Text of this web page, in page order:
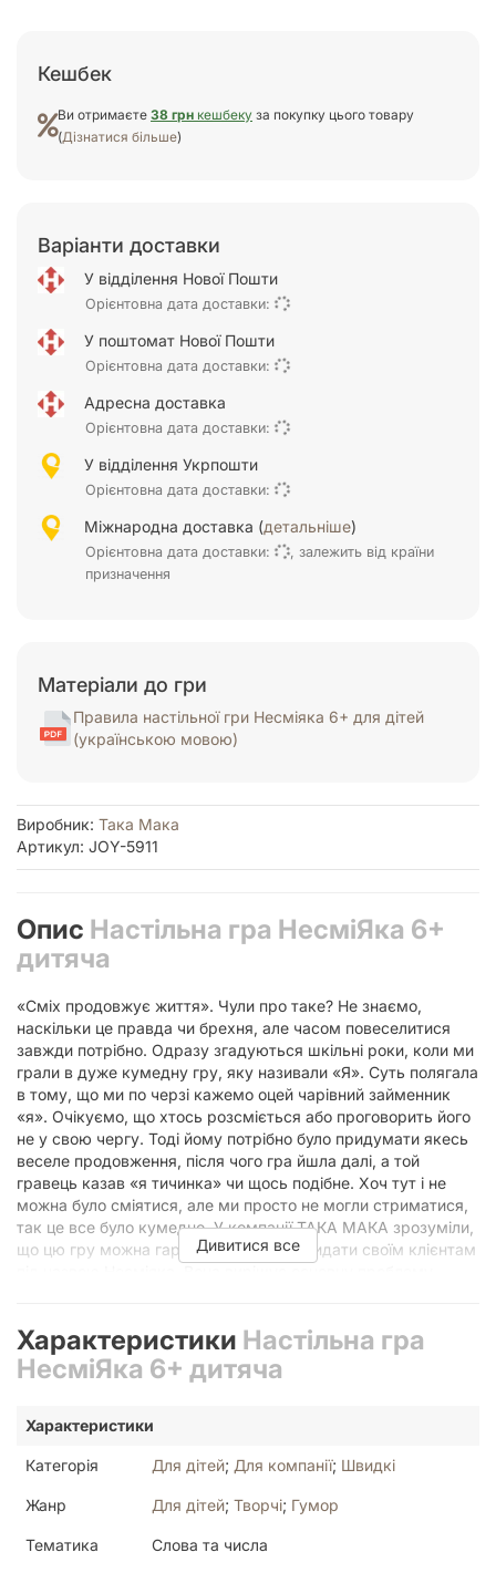
Кешбек
Ви отримаєте 38 грн кешбеку за покупку цього товару
(Дізнатися більше)
Варіанти доставки
У відділення Нової Пошти
Орієнтовна дата доставки:
У поштомат Нової Пошти
Орієнтовна дата доставки:
Адресна доставка
Орієнтовна дата доставки:
У відділення Укрпошти
Орієнтовна дата доставки:
Міжнародна доставка (детальніше)
Орієнтовна дата доставки:
, залежить від країни
призначення
Матеріали до гри
Правила настільної гри Несміяка 6+ для дітей
(українською мовою)
Виробник: Така Мака
Артикул: JOY-5911
Опис Настільна гра НесміЯка 6+
дитяча
«Сміх продовжує життя». Чули про таке? Не знаємо,
наскільки це правда чи брехня, але часом повеселитися
завжди потрібно. Одразу згадуються шкільні роки, коли ми
грали в дуже кумедну гру, яку називали «Я». Суть полягала
в тому, що ми по черзі кажемо оцей чарівний займенник
«я». Очікуємо, що хтось розсміється або проговорить його
не у свою чергу. Тоді йому потрібно було придумати якесь
веселе продовження, після чого гра йшла далі, а той
гравець казав «я тичинка» чи щось подібне. Хоч тут і не
можна було сміятися, але ми просто не могли стриматися,
так це все було кумедно. У компанії ТАКА МАКА зрозуміли,
що цю гру можна гарно оформити та видати своїм клієнтам
ніхто не засміється? Перевірте самі! Несміяка ‒ дитяча
настільна гра для компаній, аби можна було весело
провести час. У комплекті на вас чекають 4 колоди карток
ваш вечір незабутнім. Грати в цю гру доволі просто. Кожен
тільки одне слово «я». Якщо в певний момент хтось
іменників. Тепер він говорить, наприклад, «я свисток». А
далі умови не змінюються: засміявся ‒ тягни картку. Навіть
Дивитися все
Характеристики Настільна гра
НесміЯка 6+ дитяча
Характеристики
Категорія Для дітей; Для компанії; Швидкі
Жанр Для дітей; Творчі; Гумор
Тематика Слова та числа